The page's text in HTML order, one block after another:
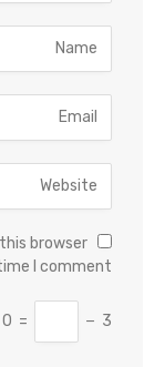
browser
I comment.
3
−
=
0